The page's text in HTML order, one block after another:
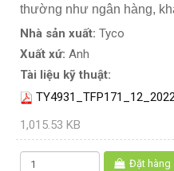
thường như ngân hàng,
Nhà sản xuất: Tyco
Xuất xứ: Anh
Tài liệu kỹ thuật:
1,015.53 KB
Đặt hàng